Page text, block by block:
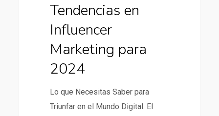
Tendencias en
Influencer
Marketing para
2024
Lo que Necesitas Saber para
Triunfar en el Mundo Digital. El